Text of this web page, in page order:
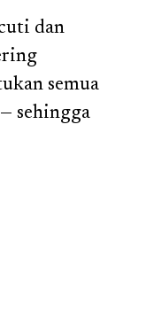
dan
semua
sehingga